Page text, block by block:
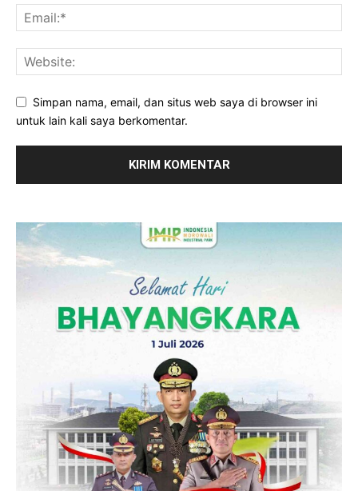
Simpan nama, email, dan situs web saya di browser ini
untuk lain kali saya berkomentar.